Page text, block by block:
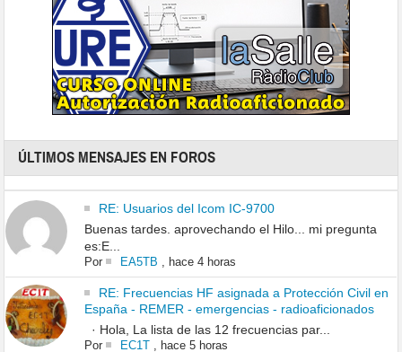
ÚLTIMOS MENSAJES EN FOROS
RE: Usuarios del Icom IC-9700
Buenas tardes. aprovechando el Hilo... mi pregunta
es:E...
Por EA5TB hace 4 horas
RE: Frecuencias HF asignada a Protección Civil en
España - REMER - emergencias - radioaficionados
· Hola, La lista de las 12 frecuencias par...
Por EC1T, hace 5 horas